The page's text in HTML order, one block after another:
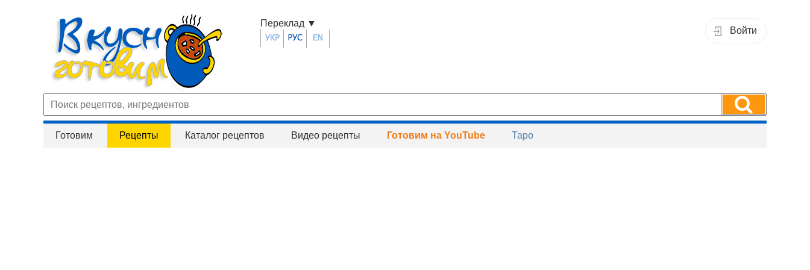
Войти
Переклад ▼
Готовим Рецепты Каталог рецептов Видео рецепты Готовим на YouTube Таро